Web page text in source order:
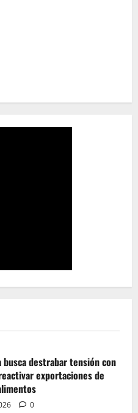
busca destrabar tensión con
exportaciones de
0